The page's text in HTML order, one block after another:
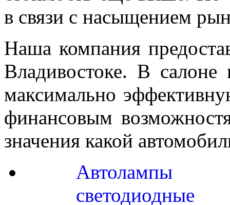
в связи с насыщением
Наша компания
Владивостоке. В салоне
максимально
финансовым
значения какой
Автолампы
светодиодные